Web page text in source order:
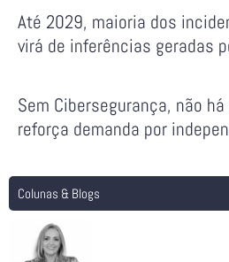
Até 2029, maioria dos
virá de inferências geradas
Sem Cibersegurança, não
reforça demanda por
Colunas & Blogs